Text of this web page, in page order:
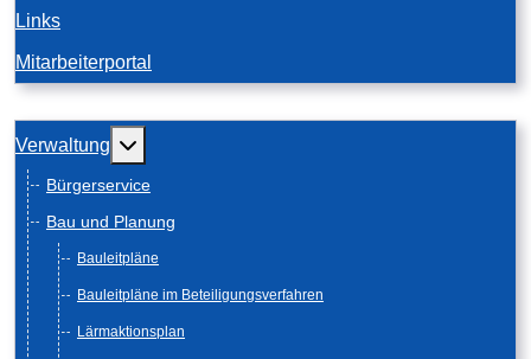
Links
Mitarbeiterportal
Verwaltung Weitere Informationen: Verwaltung
Bürgerservice
Bau und Planung
Bauleitpläne
Bauleitpläne im Beteiligungsverfahren
Lärmaktionsplan